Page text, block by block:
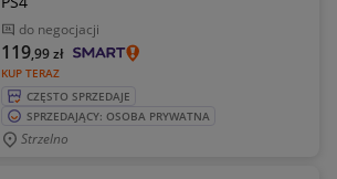
do negocjacji
KUP TERAZ
119,99zł
CZĘSTO SPRZEDAJE
SPRZEDAJĄCY: OSOBA PRYWATNA
Strzelno